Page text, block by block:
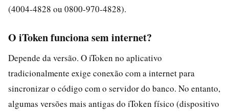
(4004-4828 ou 0800-970-4828).
O iToken funciona sem internet?
Depende da versão. O iToken no aplicativo
tradicionalmente exige conexão com a internet para
sincronizar o código com o servidor do banco. No entanto,
algumas versões mais antigas do iToken físico (dispositivo